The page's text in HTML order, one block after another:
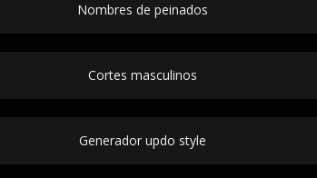
Nombres de peinados
Cortes masculinos
Generador updo style